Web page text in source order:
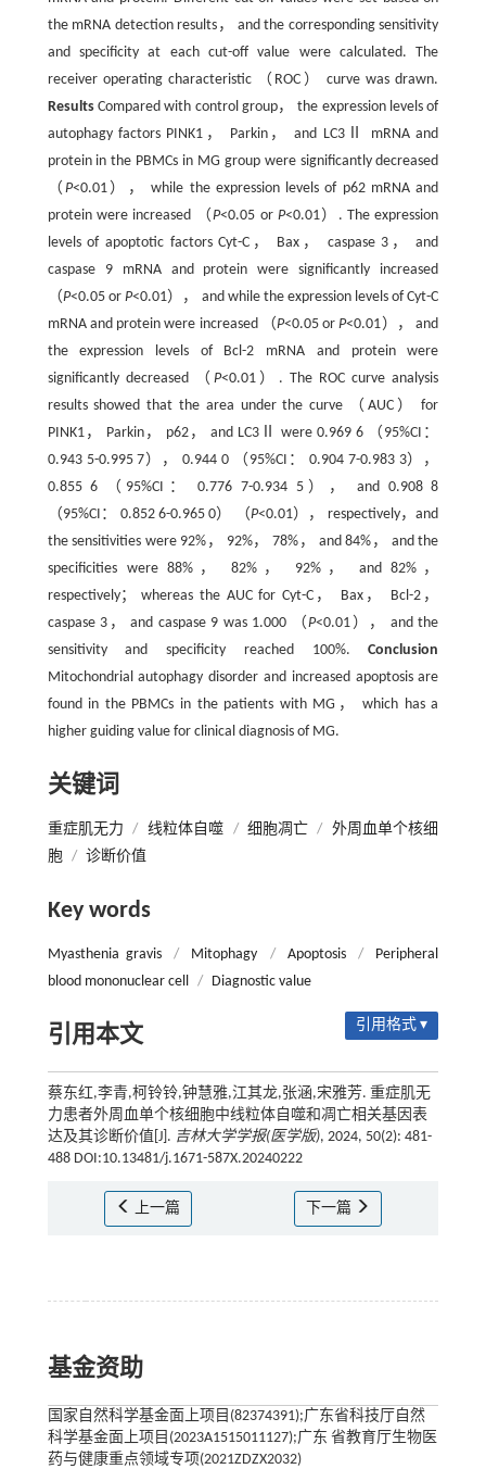
the mRNA detection results， and the corresponding sensitivity
and specificity at each cut-off value were calculated. The
receiver operating characteristic （ROC） curve was drawn.
ResultsCompared with control group， the expression levels of
autophagy factors PINK1， Parkin， and LC3Ⅱ mRNA and
protein in the PBMCs in MG group were significantly decreased
（ P<0.01）， while the expression levels of p62 mRNA and
protein were increased （P<0.05 or P<0.01）. The expression
levels of apoptotic factors Cyt-C， Bax， caspase 3， and
caspase 9 mRNA and protein were significantly increased
（P<0.05 orP<0.01）， and while the expression levels of Cyt-C
mRNA and protein were increased （P<0.05 orP<0.01）， and
the expression levels of Bcl-2 mRNA and protein were
significantly decreased （P<0.01）. The ROC curve analysis
results showed that the area under the curve （AUC） for
PINK1， Parkin， p62， and LC3Ⅱ were 0.969 6 （95%CI：
0.943 5-0.995 7）， 0.944 0 （95%CI： 0.904 7-0.983 3），
0.855 6 （95%CI： 0.776 7-0.934 5）， and 0.908 8
（95%CI： 0.852 6-0.965 0） （P<0.01）， respectively，and
the sensitivities were 92%， 92%， 78%， and 84%， and the
specificities were 88%， 82%， 92%， and 82%，
respectively； whereas the AUC for Cyt-C， Bax， Bcl-2，
caspase 3， and caspase 9 was 1.000 （P<0.01）， and the
sensitivity and specificity reached 100%.Conclusion
Mitochondrial autophagy disorder and increased apoptosis are
found in the PBMCs in the patients with MG， which has a
higher guiding value for clinical diagnosis of MG.
关键词
重症肌无力 / 线粒体自噬 / 细胞凋亡 / 外周血单个核细
胞 / 诊断价值
Key words
Myasthenia gravis / Mitophagy / Apoptosis /
Peripheral
blood mononuclear cell / Diagnostic value
引用本文 引用格式 ▾
蔡东红,李青,柯铃铃,钟慧雅,江其龙,张涵,宋雅芳. 重症肌无
力患者外周血单个核细胞中线粒体自噬和凋亡相关基因表
达及其诊断价值[J]. 吉林大学学报(医学版), 2024, 50(2): 481-
488 DOI:10.13481/j.1671-587X.20240222
上一篇 下一篇
基金资助
国家自然科学基金面上项目(82374391);广东省科技厅自然
科学基金面上项目(2023A1515011127);广东 省教育厅生物医
药与健康重点领域专项(2021ZDZX2032)